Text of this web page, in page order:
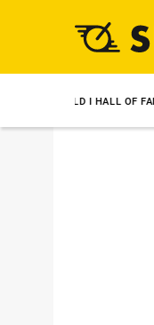
HALL OF FAME 06:44